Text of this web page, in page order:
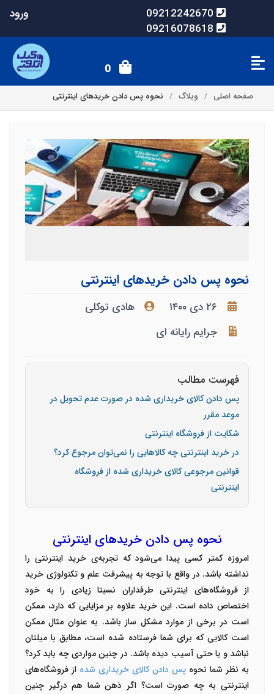
09212242670
09216078618
ورود
0
صفحه اصلی وبلاگ نحوه پس دادن خریدهای اینترنتی
نحوه پس دادن خریدهای اینترنتی
۲۶ دی ۱۴۰۰
هادی توکلی
جرایم رایانه ای
فهرست مطالب
پس دادن کالای خریداری شده در صورت عدم تحویل در
موعد مقرر
شکایت از فروشگاه اینترنتی
در خرید اینترنتی چه کالاهایی را نمی‌توان مرجوع کرد؟
قوانین مرجوعی کالای خریداری شده از فروشگاه
اینترنتی
نحوه پس دادن خریدهای اینترنتی
امروزه کمتر کسی پیدا می‌شود که تجربه‌ی خرید اینترنتی را
نداشته باشد. در واقع با توجه به پیشرفت علم و تکنولوژی خرید
از فروشگاه‌های اینترنتی طرفداران نسبتا زیادی را به خود
اختصاص داده است. این خرید علاوه بر مزایایی که دارد، ممکن
است در برخی از موارد مشکل ساز باشد. به عنوان مثال ممکن
است کالایی که برای شما فرستاده شده است، مطابق با میلتان
نباشد و یا حتی آسیب دیده باشد. در چنین مواردی چه باید کرد؟
به نظر شما نحوه پس دادن کالای خریداری شده از فروشگاه‌های
اینترنتی به چه صورت است؟ اگر ذهن شما هم درگیر چنین